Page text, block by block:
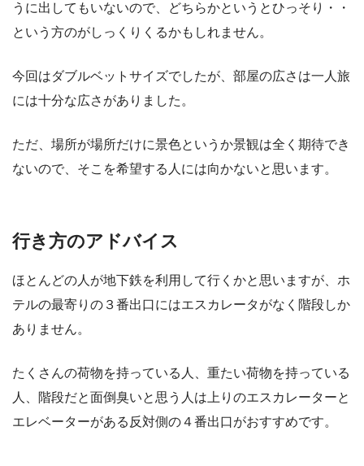
うに出してもいないので、どちらかというとひっそり・・
という方のがしっくりくるかもしれません。
今回はダブルベットサイズでしたが、部屋の広さは一人旅
には十分な広さがありました。
ただ、場所が場所だけに景色というか景観は全く期待でき
ないので、そこを希望する人には向かないと思います。
行き方のアドバイス
ほとんどの人が地下鉄を利用して行くかと思いますが、ホ
テルの最寄りの３番出口にはエスカレータがなく階段しか
ありません。
たくさんの荷物を持っている人、重たい荷物を持っている
人、階段だと面倒臭いと思う人は上りのエスカレーターと
エレベーターがある反対側の４番出口がおすすめです。